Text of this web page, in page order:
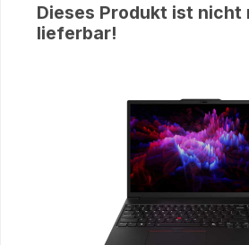
Dieses Produkt ist nicht
lieferbar!